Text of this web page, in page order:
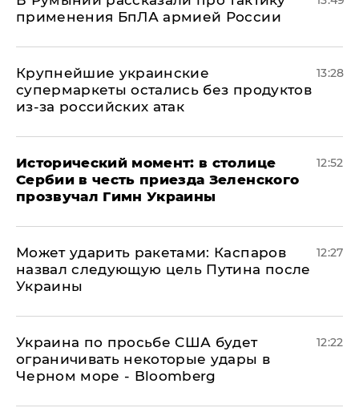
применения БпЛА армией России
Крупнейшие украинские
супермаркеты остались без продуктов
из-за российских атак
13:28
Исторический момент: в столице
Сербии в честь приезда Зеленского
прозвучал Гимн Украины
12:52
Может ударить ракетами: Каспаров
назвал следующую цель Путина после
Украины
12:27
Украина по просьбе США будет
ограничивать некоторые удары в
Черном море - Bloomberg
12:22